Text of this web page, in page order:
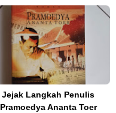
Jejak Langkah Penulis
Pramoedya Ananta Toer